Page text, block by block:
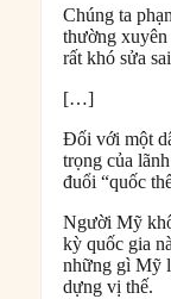
Chúng ta
thường xuyên
rất khó sửa
[…]
Đối với một
trọng của
đuổi “quốc
Người Mỹ
kỳ quốc gia
những gì Mỹ
dựng vị thế.